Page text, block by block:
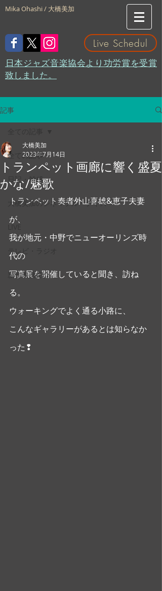
Mika Ohashi / 大橋美加
Live Schedul
​日本ジャズ音楽協会より功労賞を受賞
致しました。
記事
全ての記事
日記・雑感
大橋美加のシネマフル・デイズ
LIVE
テレビ・ラジオ
新作映画紹介
トランペット画廊に響く盛夏
かな/魅歌
大橋美加
2023年7月14日
トランペット奏者外山喜雄&恵子夫妻
が、
我が地元・中野でニューオーリンズ時
代の
写真展を開催していると聞き、訪ね
る。
ウォーキングでよく通る小路に、
こんなギャラリーがあるとは知らなか
った❢